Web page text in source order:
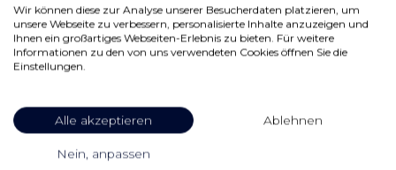
Early Check In / Late Check-Out
Tiefgaragenstellplatz inkludiert nach
Wir können diese zur Analyse unserer Besucherdaten platzieren, um
unsere Webseite zu verbessern, personalisierte Inhalte anzuzeigen und
Ihnen ein großartiges Webseiten-Erlebnis zu bieten. Für weitere
Informationen zu den von uns verwendeten Cookies öffnen Sie die
Einstellungen.
Alle akzeptieren Ablehnen
Nein, anpassen